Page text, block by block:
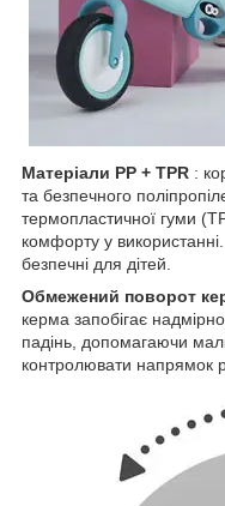
Матеріали PP + TPR :
та безпечного
термопластичної гуми
комфорту у
безпечні для дітей.
Обмежений поворот
керма запобігає
падінь, допомагаючи
контролювати напрямок